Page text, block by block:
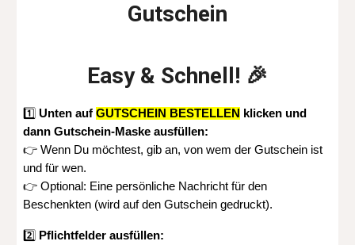
Gutschein
Easy & Schnell! 🎉
1️⃣Unten aufGUTSCHEIN BESTELLEN
klicken und
dann Gutschein-Maske ausfüllen:
👉 Wenn Du möchtest, gib an, von wem der Gutschein ist
und für wen.
👉 Optional: Eine persönliche Nachricht für den
Beschenkten (wird auf den Gutschein gedruckt).
2️⃣ Pflichtfelder ausfüllen: